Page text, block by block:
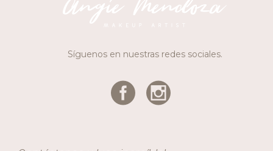
Síguenos en nuestras redes sociales.